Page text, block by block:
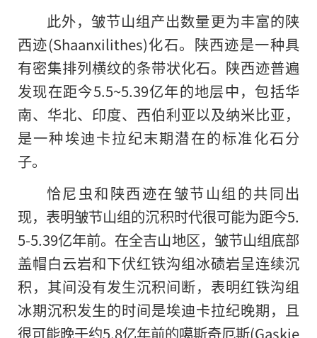
此外，皱节山组产出数量更为丰富的陕
西迹(Shaanxilithes)化石。陕西迹是一种具
有密集排列横纹的条带状化石。陕西迹普遍
发现在距今5.5~5.39亿年的地层中，包括华
南、华北、印度、西伯利亚以及纳米比亚，
是一种埃迪卡拉纪末期潜在的标准化石分
子。
恰尼虫和陕西迹在皱节山组的共同出
现，表明皱节山组的沉积时代很可能为距今5.
5-5.39亿年前。在全吉山地区，皱节山组底部
盖帽白云岩和下伏红铁沟组冰碛岩呈连续沉
积，其间没有发生沉积间断，表明红铁沟组
冰期沉积发生的时间是埃迪卡拉纪晚期，且
很可能晚于约5.8亿年前的噶斯奇厄斯(Gaskie